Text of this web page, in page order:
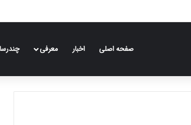
صفحه اصلی اخبار معرفی